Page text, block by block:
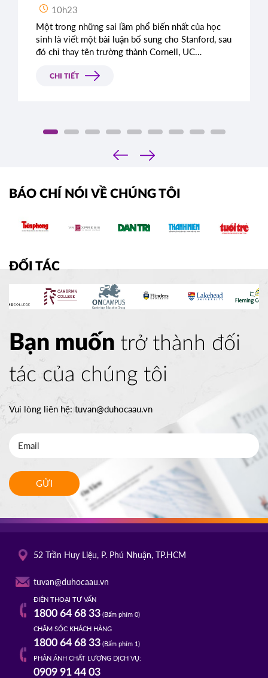
TOP ĐẦU MỸ
10h23
Một trong những sai lầm phổ biến nhất của học
sinh là viết một bài luận bổ sung cho Stanford, sau
đó chỉ thay tên trường thành Cornell, UC
CHI TIẾT
‹
›
BÁO CHÍ NÓI VỀ CHÚNG TÔI
ĐỐI TÁC
Bạn muốn trở thành đối
tác của chúng tôi
Vui lòng liên hệ:tuvan@duhocaau.vn
GỬI
52 Trần Huy Liệu, P. Phú Nhuận, TP.HCM
tuvan@duhocaau.vn
ĐIỆN THOẠI TƯ VẤN
1800 64 68 33(Bấm phím 0)
CHĂM SÓC KHÁCH HÀNG
1800 64 68 33(Bấm phím 1)
PHẢN ÁNH CHẤT LƯỢNG DỊCH VỤ:
0909 91 44 03